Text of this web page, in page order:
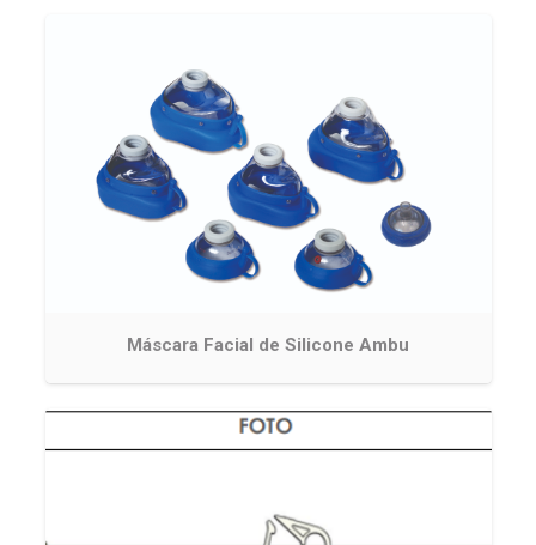
Máscara Facial de Silicone Ambu